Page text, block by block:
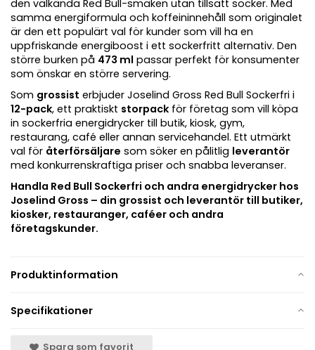
Produktinformation
Specifikationer
den välkända Red Bull-smaken utan tillsatt socker. Med
samma energiformula och koffeininnehåll som originalet
är den ett populärt val för kunder som vill ha en
uppfriskande energiboost i ett sockerfritt alternativ. Den
större burken på 473 ml passar perfekt för konsumenter
som önskar en större servering.
Som grossist erbjuder Joselind Gross Red Bull Sockerfri i
12-pack, ett praktiskt storpack för företag som vill köpa
in sockerfria energidrycker till butik, kiosk, gym,
restaurang, café eller annan servicehandel. Ett utmärkt
val för återförsäljare som söker en pålitlig leverantör
med konkurrenskraftiga priser och snabba leveranser.
Handla Red Bull Sockerfri och andra energidrycker hos
Joselind Gross – din grossist och leverantör till butiker,
kiosker, restauranger, caféer och andra
företagskunder.
Spara som favorit